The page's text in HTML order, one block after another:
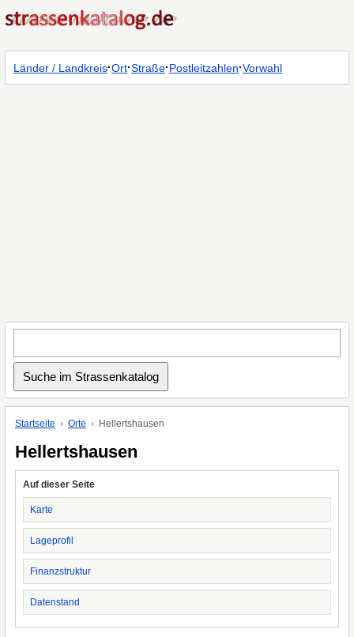
Länder / Landkreis·Ort·Straße·Postleitzahlen·Vorwahl
Startseite Orte Hellertshausen
Hellertshausen
Auf dieser Seite
Karte
Lageprofil
Finanzstruktur
Datenstand